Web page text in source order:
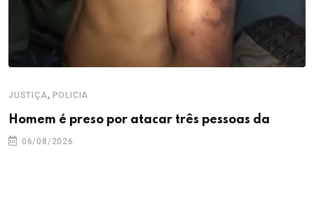
JUSTIÇA, POLICIA
Homem é preso por atacar três pessoas da
06/08/2026